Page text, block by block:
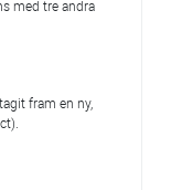
med tre andra
fram en ny,